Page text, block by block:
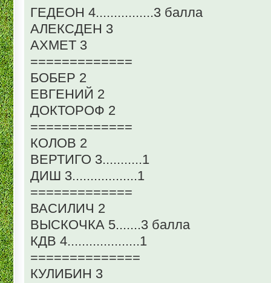
ГЕДЕОН 4................3 балла
АЛЕКСДЕН 3
АХМЕТ 3
=============
БОБЕР 2
ЕВГЕНИЙ 2
ДОКТОРОФ 2
=============
КОЛОВ 2
ВЕРТИГО 3...........1
ДИШ 3..................1
=============
ВАСИЛИЧ 2
ВЫСКОЧКА 5.......3 балла
КДВ 4....................1
==============
КУЛИБИН 3